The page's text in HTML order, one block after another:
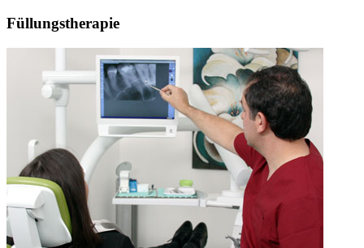
Füllungstherapie